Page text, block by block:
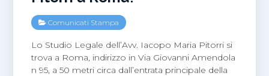
Comunicati Stampa
Lo Studio Legale dell’Avv. Iacopo Maria Pitorri si
trova a Roma, indirizzo in Via Giovanni Amendola
n 95, a 50 metri circa dall’entrata principale della